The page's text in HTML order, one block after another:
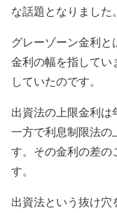
な話題となりました。
グレーゾーン金利
金利の幅を指してい
していたのです。
出資法の上限金利は
一方で利息制限法の
す。その金利の差の
す。
出資法という抜け